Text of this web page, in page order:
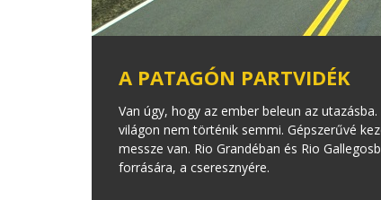
A PATAGÓN PARTVIDÉK
Van úgy, hogy az ember beleun az
világon nem történik semmi. Gépszerűvé
messze van. Rio Grandéban és Rio
forrására, a cseresznyére.